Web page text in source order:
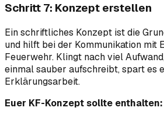
Schritt 7: Konzept erstellen
Ein schriftliches Konzept ist die
und hilft bei der Kommunikation mit
Feuerwehr. Klingt nach viel
einmal sauber aufschreibt, spart es
Erklärungsarbeit.
Euer KF-Konzept sollte enthalten: